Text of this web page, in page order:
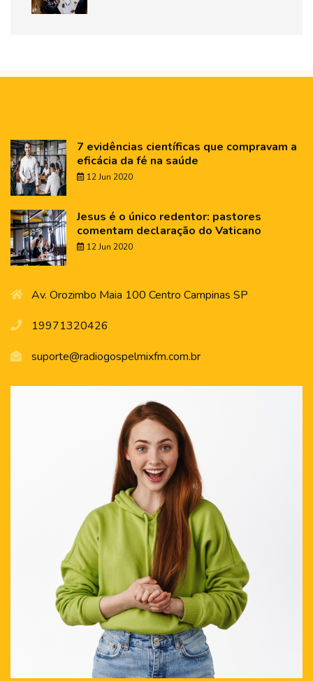
7 evidências científicas que compravam a
eficácia da fé na saúde
12 Jun 2020
Jesus é o único redentor: pastores
comentam declaração do Vaticano
12 Jun 2020
Av. Orozimbo Maia 100 Centro Campinas SP
19971320426
suporte@radiogospelmixfm.com.br